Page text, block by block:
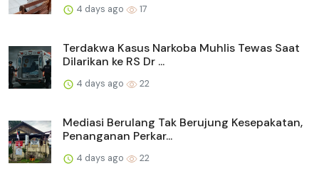
4 days ago 17
Terdakwa Kasus Narkoba Muhlis Tewas Saat
Dilarikan ke RS Dr ...
4 days ago 22
Mediasi Berulang Tak Berujung Kesepakatan,
Penanganan Perkar...
4 days ago 22